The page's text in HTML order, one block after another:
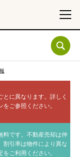
に異なります。 詳しく
ご参照ください。
です。 不動産売却は仲
割引率は物件により異な
ご利用ください。